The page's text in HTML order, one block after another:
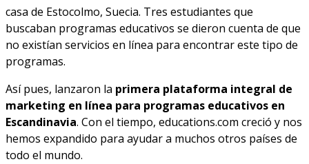
casa de Estocolmo, Suecia. Tres estudiantes que
buscaban programas educativos se dieron cuenta de que
no existían servicios en línea para encontrar este tipo de
programas.
Así pues, lanzaron la primera plataforma integral de
marketing en línea para programas educativos en
Escandinavia. Con el tiempo, educations.com creció y nos
hemos expandido para ayudar a muchos otros países de
todo el mundo.